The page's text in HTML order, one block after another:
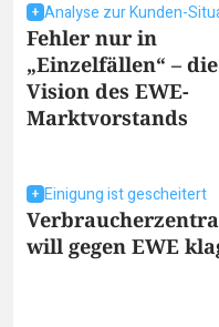
Analyse zur Kunden-
Fehler nur in
„Einzelfällen“ – die
Vision des EWE-
Marktvorstands
Einigung ist gescheitert
will gegen EWE